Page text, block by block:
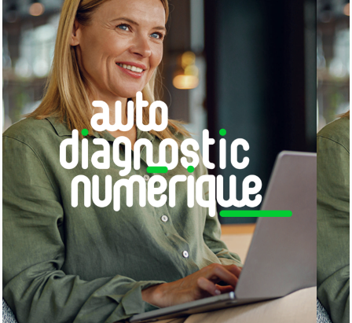
malveillants.
Anticipation 2026 :
Les nouvelles sections à
remplir d’urgence pour repasser devant tout
le monde sur Google Maps.
Ne laissez pas un bug Google couler votre bouche-à-
oreille numérique. À la fin de ce webinaire, vous
saurez exactement comment réparer votre fiche.
Pour les cas les plus complexes ou les fiches
lourdement suspendues, vous pourrez bloquer un
rendez-vous individuel d’urgence dans le cadre du
programme
L’Artisan Connectépour qu’un
conseiller de la CMA PACA prenne directement le
relais auprès du support Google.